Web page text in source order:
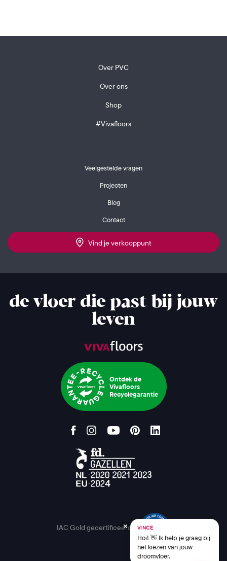
Over PVC
Over ons
Shop
#Vivafloors
Veelgestelde vragen
Projecten
Blog
Contact
Vind je verkooppunt
de vloer die past bij jouw
leven
Ontdek de
Vivafloors
Recyclegarantie
IAC Gold gecertificeerd VINCE
Hoi! 👋 Ik help je graag bij
het kiezen van jouw
droomvloer.